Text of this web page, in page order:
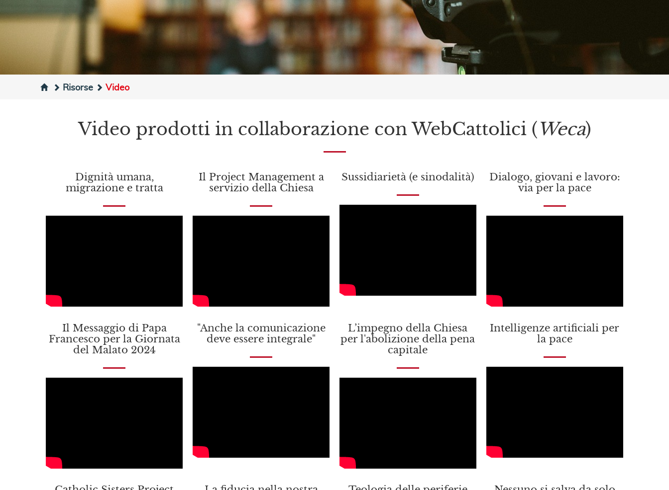
Risorse Video
Video prodotti in collaborazione con WebCattolici (Weca)
Dignità umana,
migrazione e tratta
Il Project Management a
servizio della Chiesa
Sussidiarietà (e sinodalità)
Dialogo, giovani e lavoro:
via per la pace
Il Messaggio di Papa
Francesco per la Giornata
del Malato 2024
"Anche la comunicazione
deve essere integrale"
L’impegno della Chiesa
per l'abolizione della pena
capitale
Intelligenze artificiali per
la pace